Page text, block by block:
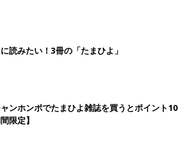
読みたい！3冊の「たまひよ」
ンホンポでたまひよ雑誌を買うとポイント10
限定】